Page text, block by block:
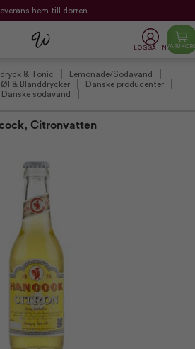
Leverans hem till dörren
LOGGA IN
& Tonic
Lemonade/Sodavand
Øl & Blanddrycker
Danske producenter
Danske sodavand
Citronvatten